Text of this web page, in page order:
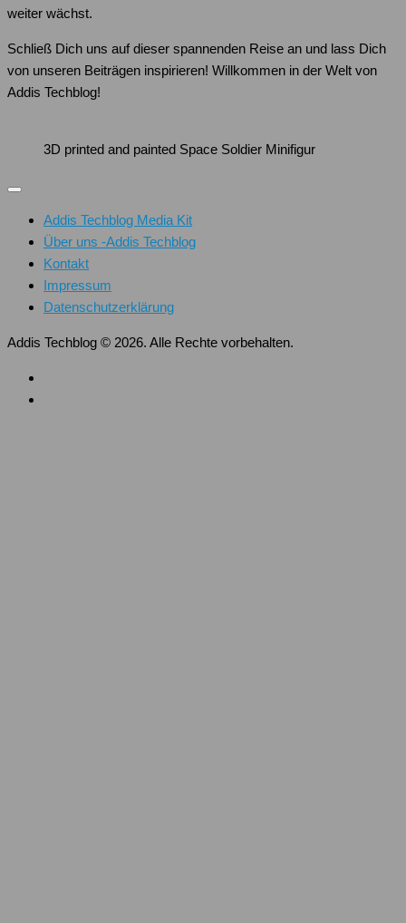
weiter wächst.
Schließ Dich uns auf dieser spannenden Reise an und lass Dich
von unseren Beiträgen inspirieren! Willkommen in der Welt von
Addis Techblog!
3D printed and painted Space Soldier Minifigur
Addis Techblog Media Kit
Über uns -Addis Techblog
Kontakt
Impressum
Datenschutzerklärung
Addis Techblog © 2026. Alle Rechte vorbehalten.